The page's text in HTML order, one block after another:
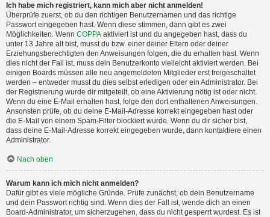
Ich habe mich registriert, kann mich aber nicht anmelden!
Überprüfe zuerst, ob du den richtigen Benutzernamen und das richtige
Passwort eingegeben hast. Wenn diese stimmen, dann gibt es zwei
Möglichkeiten. Wenn COPPA aktiviert ist und du angegeben hast, dass du
unter 13 Jahre alt bist, musst du bzw. einer deiner Eltern oder deiner
Erziehungsberechtigten den Anweisungen folgen, die du erhalten hast. Wenn
dies nicht der Fall ist, muss dein Benutzerkonto vielleicht aktiviert werden. Bei
einigen Boards müssen alle neu angemeldeten Mitglieder erst freigeschaltet
werden – entweder musst du dies selbst erledigen oder ein Administrator. Bei
der Registrierung wurde dir mitgeteilt, ob eine Aktivierung nötig ist oder nicht.
Wenn du eine E-Mail erhalten hast, folge den dort enthaltenen Anweisungen.
Ansonsten prüfe, ob du deine E-Mail-Adresse korrekt eingegeben hast oder
die E-Mail von einem Spam-Filter blockiert wurde. Wenn du dir sicher bist,
dass deine E-Mail-Adresse korrekt eingegeben wurde, dann kontaktiere einen
Administrator.
Nach oben
Warum kann ich mich nicht anmelden?
Dafür gibt es viele mögliche Gründe. Prüfe zunächst, ob dein Benutzername
und dein Passwort richtig sind. Wenn dies der Fall ist, wende dich an einen
Board-Administrator, um sicherzugehen, dass du nicht gesperrt wurdest. Es ist